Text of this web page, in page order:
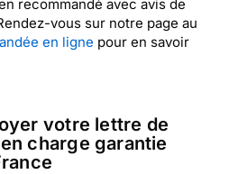
recommandé avec avis de
vous sur notre page au
en ligne pour en savoir
votre lettre de
charge garantie